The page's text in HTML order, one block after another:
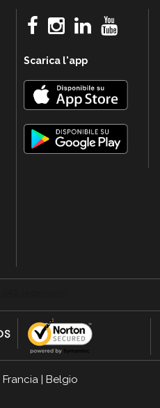
Scarica l'app
Francia| Belgio